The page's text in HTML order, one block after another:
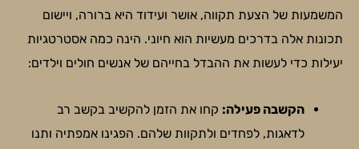
המשמעות של הצעת תקווה, אושר ועידוד היא ברורה, ויישום
תכונות אלה בדרכים מעשיות הוא חיוני. הינה כמה אסטרטגיות
יעילות כדי לעשות את ההבדל בחייהם של אנשים חולים וילדים:
הקשבה פעילה: קחו את הזמן להקשיב בקשב רב
לדאגות, לפחדים ולתקוות שלהם. הפגינו אמפתיה ותנו